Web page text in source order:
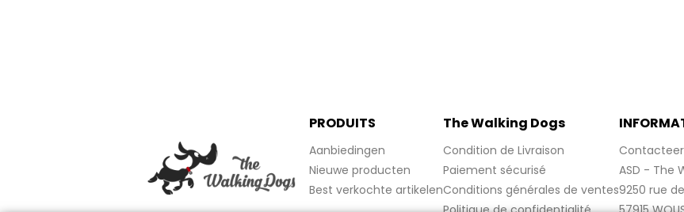
PRODUITS
Aanbiedingen
Nieuwe producten
Best verkochte artikelen
The Walking Dogs
Condition de Livraison
Paiement sécurisé
Conditions générales de ventes
ASD - The
9250 rue